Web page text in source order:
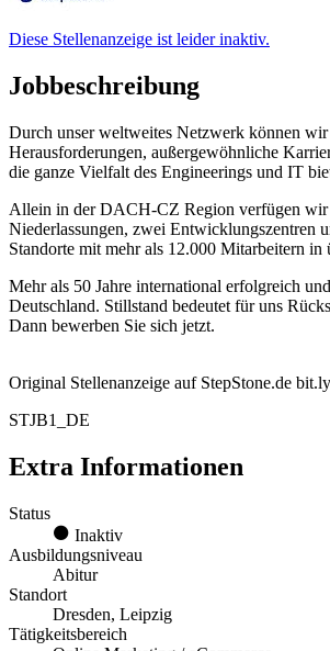
Diese Stellenanzeige ist leider inaktiv.
Jobbeschreibung
Durch unser weltweites Netzwerk können
Herausforderungen, außergewöhnliche
die ganze Vielfalt des Engineerings und IT
Allein in der DACH-CZ Region verfügen wir
Niederlassungen, zwei Entwicklungszentren
Standorte mit mehr als 12.000 Mitarbeitern in
Mehr als 50 Jahre international erfolgreich
Deutschland. Stillstand bedeutet für uns
Dann bewerben Sie sich jetzt.
Original Stellenanzeige auf StepStone.de
STJB1_DE
Extra Informationen
Status
Inaktiv
Ausbildungsniveau
Abitur
Standort
Dresden, Leipzig
Tätigkeitsbereich